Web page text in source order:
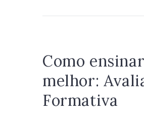
Como ensinar
melhor:
Formativa